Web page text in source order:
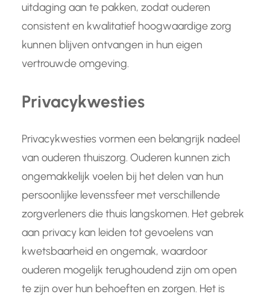
uitdaging aan te pakken, zodat ouderen
consistent en kwalitatief hoogwaardige zorg
kunnen blijven ontvangen in hun eigen
vertrouwde omgeving.
Privacykwesties
Privacykwesties vormen een belangrijk nadeel
van ouderen thuiszorg. Ouderen kunnen zich
ongemakkelijk voelen bij het delen van hun
persoonlijke levenssfeer met verschillende
zorgverleners die thuis langskomen. Het gebrek
aan privacy kan leiden tot gevoelens van
kwetsbaarheid en ongemak, waardoor
ouderen mogelijk terughoudend zijn om open
te zijn over hun behoeften en zorgen. Het is